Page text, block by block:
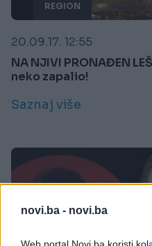
novi.ba - novi.ba
REGION
20.09.17. 12:55
NA NJIVI PRONAĐEN
neko zapalio!
Saznaj više